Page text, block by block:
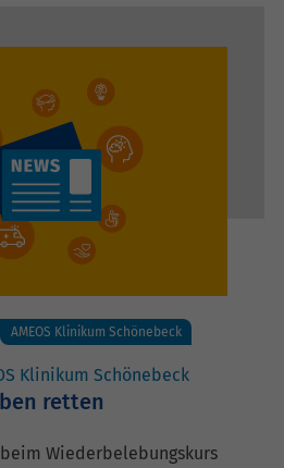
AMEOS Klinikum Schönebeck
Klinikum Schönebeck
retten
Wiederbelebungskurs